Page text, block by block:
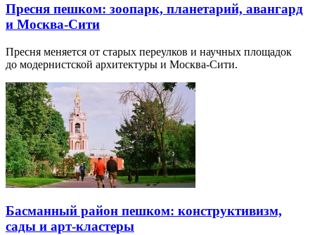
Пресня пешком: зоопарк, планетарий, авангард
и Москва-Сити
Пресня меняется от старых переулков и научных площадок
до модернистской архитектуры и Москва-Сити.
Басманный район пешком: конструктивизм,
сады и арт-кластеры